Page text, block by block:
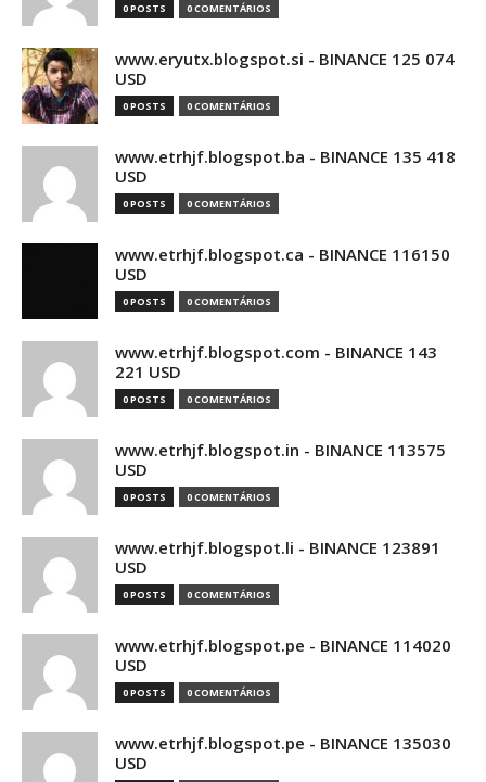
0 POSTS 0 COMENTÁRIOS
www.eryutx.blogspot.si - BINANCE 125 074
USD
0 POSTS 0 COMENTÁRIOS
www.etrhjf.blogspot.ba - BINANCE 135 418
USD
0 POSTS 0 COMENTÁRIOS
www.etrhjf.blogspot.ca - BINANCE 116150
USD
0 POSTS 0 COMENTÁRIOS
www.etrhjf.blogspot.com - BINANCE 143
221 USD
0 POSTS 0 COMENTÁRIOS
www.etrhjf.blogspot.in - BINANCE 113575
USD
0 POSTS 0 COMENTÁRIOS
www.etrhjf.blogspot.li - BINANCE 123891
USD
0 POSTS 0 COMENTÁRIOS
www.etrhjf.blogspot.pe - BINANCE 114020
USD
0 POSTS 0 COMENTÁRIOS
www.etrhjf.blogspot.pe - BINANCE 135030
USD